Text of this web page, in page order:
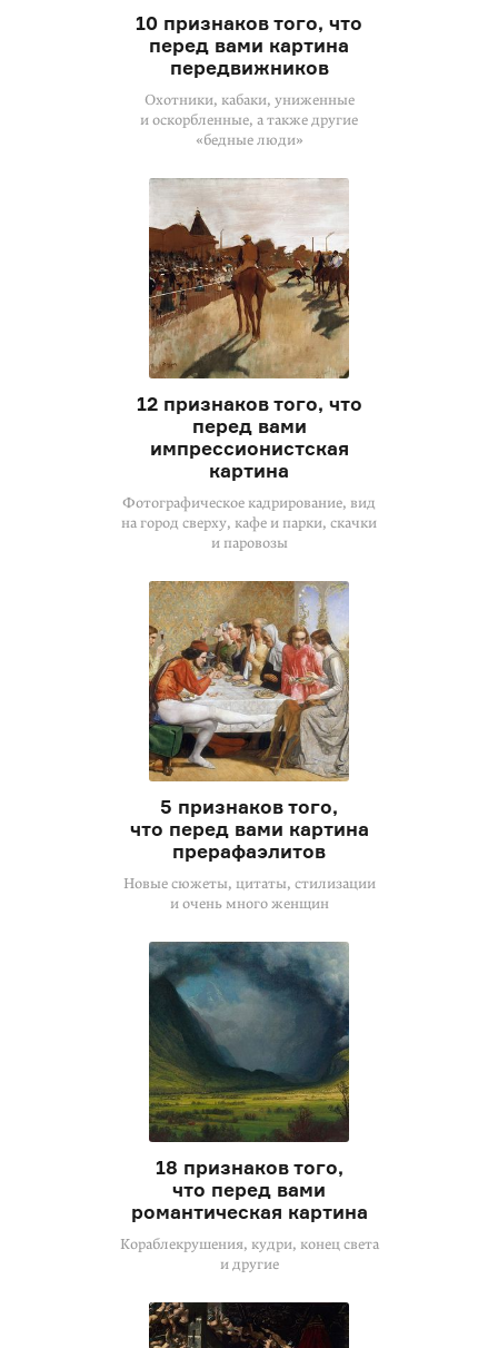
10 признаков того, что
перед вами картина
передвижников
Охотники, кабаки, униженные
и оскорбленные, а также другие
«бедные люди»
12 признаков того, что
перед вами
импрессионистская
картина
Фотографическое кадрирование, вид
на город сверху, кафе и парки, скачки
и паровозы
5 признаков того,
что перед вами картина
прерафаэлитов
Новые сюжеты, цитаты, стилизации
и очень много женщин
18 признаков того,
что перед вами
романтическая картина
Кораблекрушения, кудри, конец света
и другие